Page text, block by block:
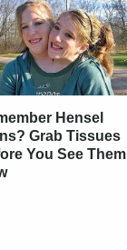
Hensel
Grab Tissues
You See Them